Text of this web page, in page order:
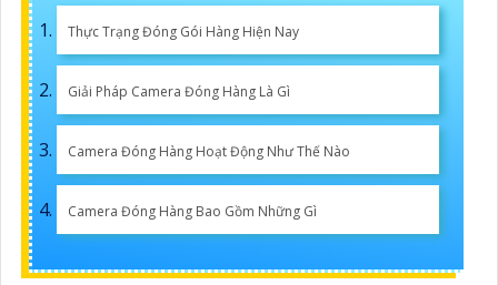
Thực Trạng Đóng Gói Hàng Hiện Nay
Giải Pháp Camera Đóng Hàng Là Gì
Camera Đóng Hàng Hoạt Động Như Thế Nào
Camera Đóng Hàng Bao Gồm Những Gì